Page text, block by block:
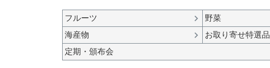
フルーツ 野菜
海産物
お取り寄せ特選品
定期・頒布会
〜